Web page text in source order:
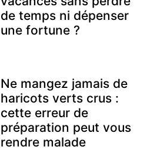
de temps ni dépenser
une fortune ?
Ne mangez jamais de
haricots verts crus :
cette erreur de
préparation peut vous
rendre malade